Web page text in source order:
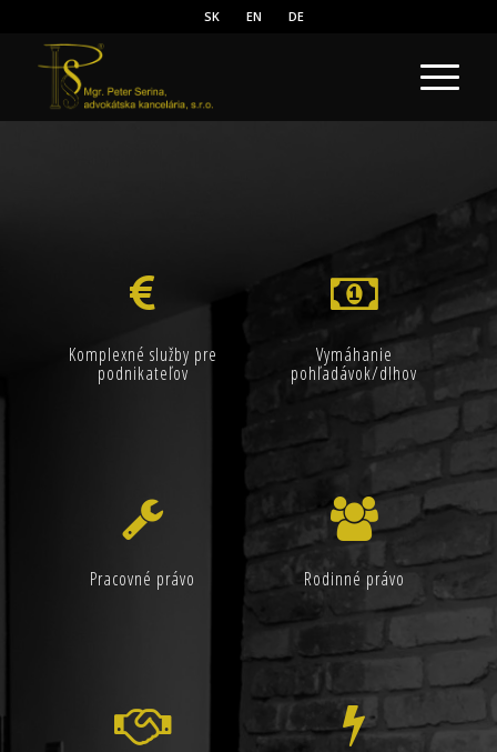
SK EN DE
Komplexné služby pre
podnikateľov
Vymáhanie
pohľadávok/dlhov
Pracovné právo Rodinné právo